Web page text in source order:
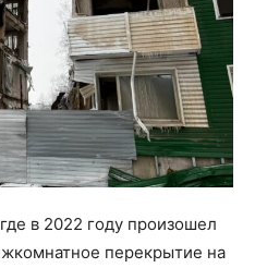
в 2022 году произошел
перекрытие на